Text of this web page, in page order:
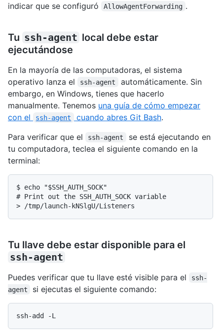
indicar que se configuró
AllowAgentForwarding .
Tu ssh-agent local debe estar
ejecutándose
En la mayoría de las computadoras, el sistema
operativo lanza el
ssh-agent
automáticamente. Sin
embargo, en Windows, tienes que hacerlo
manualmente. Tenemos una guía de cómo empezar
con el
ssh-agent cuando abres Git Bash.
Para verificar que el
ssh-agent
se está ejecutando en
tu computadora, teclea el siguiente comando en la
terminal:
$ echo "$SSH_AUTH_SOCK"
# Print out the SSH_AUTH_SOCK variable
> /tmp/launch-kNSlgU/Listeners
Tu llave debe estar disponible para el
ssh-agent
Puedes verificar que tu llave esté visible para el
ssh-
agent
si ejecutas el siguiente comando:
ssh-add -L